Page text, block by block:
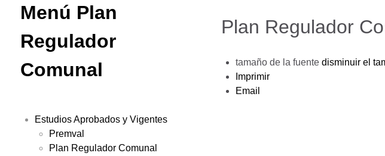
Menú Plan
Regulador
Comunal
Estudios Aprobados y Vigentes
Premval
Plan Regulador Comunal
Plan Regulador
tamaño de la fuente disminuir el
Imprimir
Email